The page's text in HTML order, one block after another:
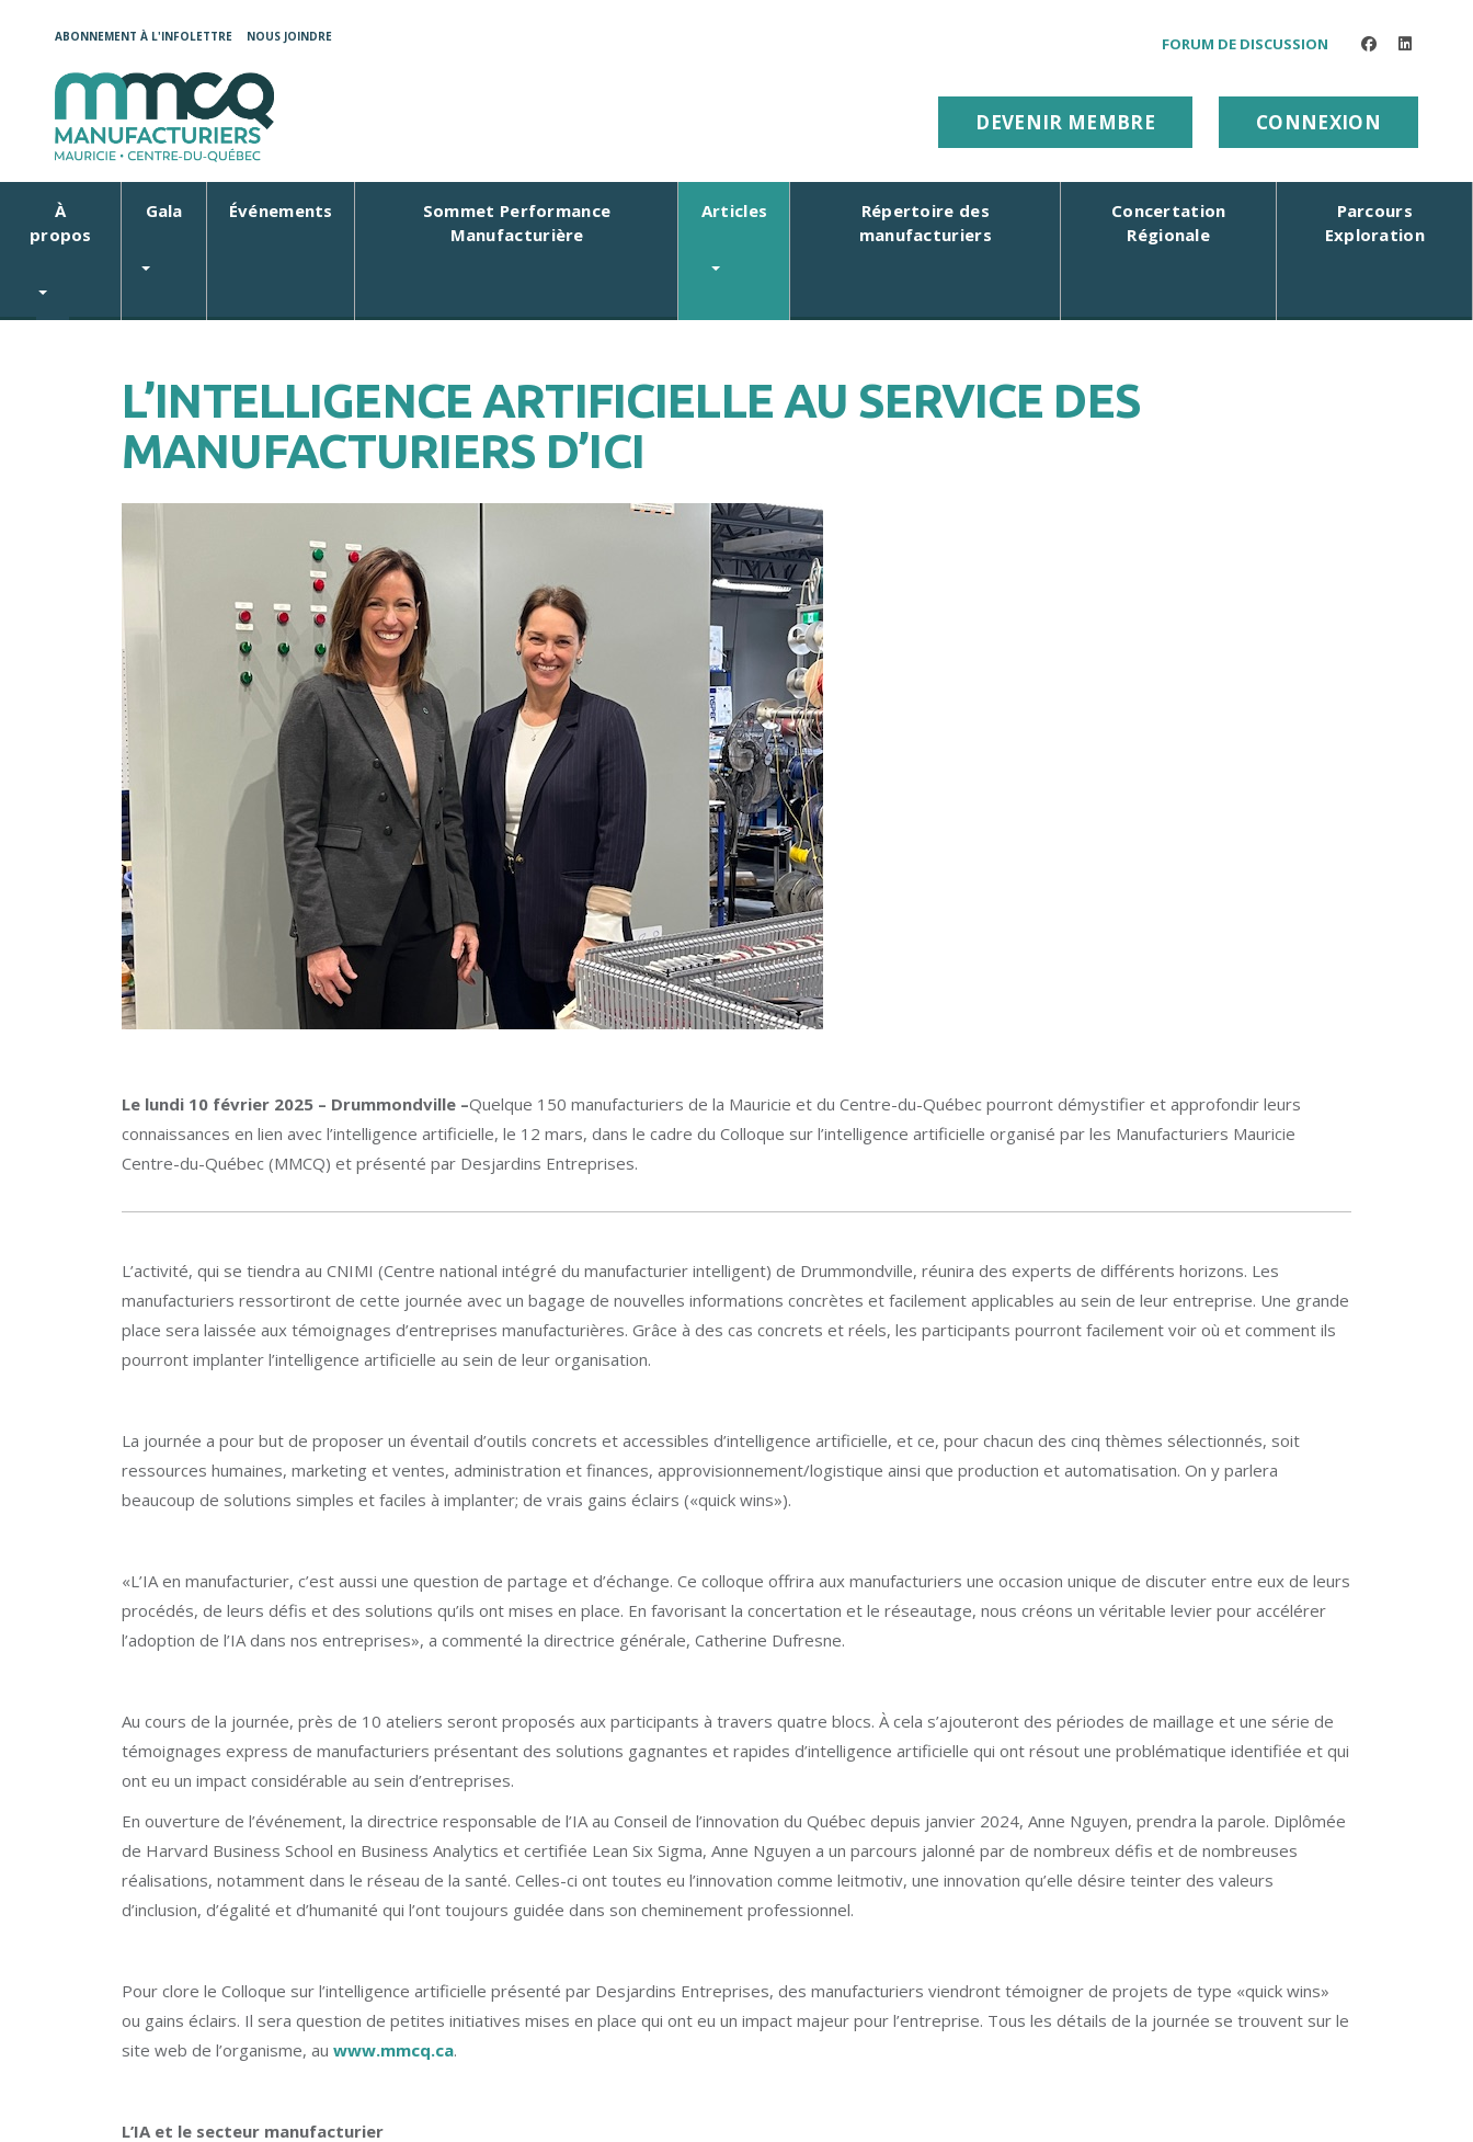
ABONNEMENT À L'INFOLETTRE NOUS JOINDRE FORUM DE DISCUSSION facebooklinkedin
DEVENIR MEMBRE CONNEXION
À
propos
Gala Événements
Sommet Performance
Manufacturière
Articles
Répertoire des
manufacturiers
Concertation
Régionale
Parcours
Exploration
L’INTELLIGENCE ARTIFICIELLE AU SERVICE DES
MANUFACTURIERS D’ICI
Le lundi 10 février 2025 – Drummondville –Quelque 150 manufacturiers de la Mauricie et du Centre-du-Québec pourront démystifier et approfondir leurs
connaissances en lien avec l’intelligence artificielle, le 12 mars, dans le cadre du Colloque sur l’intelligence artificielle organisé par les Manufacturiers Mauricie
Centre-du-Québec (MMCQ) et présenté par Desjardins Entreprises.
L’activité, qui se tiendra au CNIMI (Centre national intégré du manufacturier intelligent) de Drummondville, réunira des experts de différents horizons. Les
manufacturiers ressortiront de cette journée avec un bagage de nouvelles informations concrètes et facilement applicables au sein de leur entreprise. Une grande
place sera laissée aux témoignages d’entreprises manufacturières. Grâce à des cas concrets et réels, les participants pourront facilement voir où et comment ils
pourront implanter l’intelligence artificielle au sein de leur organisation.
La journée a pour but de proposer un éventail d’outils concrets et accessibles d’intelligence artificielle, et ce, pour chacun des cinq thèmes sélectionnés, soit
ressources humaines, marketing et ventes, administration et finances, approvisionnement/logistique ainsi que production et automatisation. On y parlera
beaucoup de solutions simples et faciles à implanter; de vrais gains éclairs («quick wins»).
«L’IA en manufacturier, c’est aussi une question de partage et d’échange. Ce colloque offrira aux manufacturiers une occasion unique de discuter entre eux de leurs
procédés, de leurs défis et des solutions qu’ils ont mises en place. En favorisant la concertation et le réseautage, nous créons un véritable levier pour accélérer
l’adoption de l’IA dans nos entreprises», a commenté la directrice générale, Catherine Dufresne.
Au cours de la journée, près de 10 ateliers seront proposés aux participants à travers quatre blocs. À cela s’ajouteront des périodes de maillage et une série de
témoignages express de manufacturiers présentant des solutions gagnantes et rapides d’intelligence artificielle qui ont résout une problématique identifiée et qui
ont eu un impact considérable au sein d’entreprises.
En ouverture de l’événement, la directrice responsable de l’IA au Conseil de l’innovation du Québec depuis janvier 2024, Anne Nguyen, prendra la parole. Diplômée
de Harvard Business School en Business Analytics et certifiée Lean Six Sigma, Anne Nguyen a un parcours jalonné par de nombreux défis et de nombreuses
réalisations, notamment dans le réseau de la santé. Celles-ci ont toutes eu l’innovation comme leitmotiv, une innovation qu’elle désire teinter des valeurs
d’inclusion, d’égalité et d’humanité qui l’ont toujours guidée dans son cheminement professionnel.
Pour clore le Colloque sur l’intelligence artificielle présenté par Desjardins Entreprises, des manufacturiers viendront témoigner de projets de type «quick wins»
ou gains éclairs. Il sera question de petites initiatives mises en place qui ont eu un impact majeur pour l’entreprise. Tous les détails de la journée se trouvent sur le
site web de l’organisme, au www.mmcq.ca.
L’IA et le secteur manufacturier